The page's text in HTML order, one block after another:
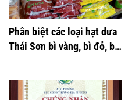
Phân biệt các loại hạt dưa
Thái Sơn bì vàng, bì đỏ, bì